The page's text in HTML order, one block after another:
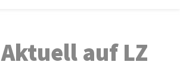
Aktuell auf LZ